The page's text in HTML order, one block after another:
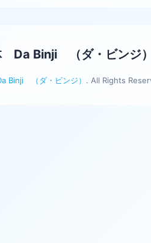
Da Binji （ダ・ビンジ）
Binji （ダ・ビンジ） . All Rights